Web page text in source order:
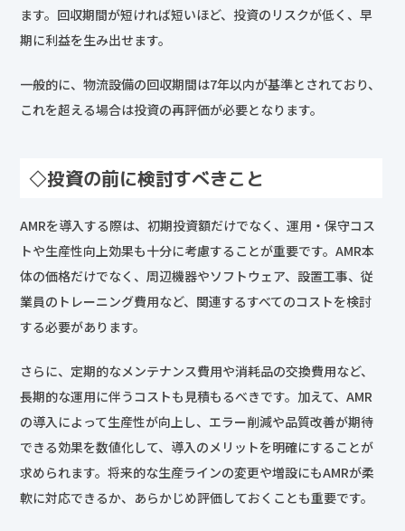
ます。回収期間が短ければ短いほど、投資のリスクが低く、早
期に利益を生み出せます。
一般的に、物流設備の回収期間は7年以内が基準とされており、
これを超える場合は投資の再評価が必要となります。
◇投資の前に検討すべきこと
AMRを導入する際は、初期投資額だけでなく、運用・保守コス
トや生産性向上効果も十分に考慮することが重要です。AMR本
体の価格だけでなく、周辺機器やソフトウェア、設置工事、従
業員のトレーニング費用など、関連するすべてのコストを検討
する必要があります。
さらに、定期的なメンテナンス費用や消耗品の交換費用など、
長期的な運用に伴うコストも見積もるべきです。加えて、AMR
の導入によって生産性が向上し、エラー削減や品質改善が期待
できる効果を数値化して、導入のメリットを明確にすることが
求められます。将来的な生産ラインの変更や増設にもAMRが柔
軟に対応できるか、あらかじめ評価しておくことも重要です。